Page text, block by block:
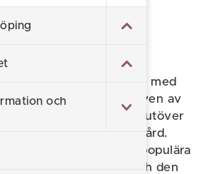
och
charmig småstadsidyll med
går genom staden, omgiven av
naturupplevelser utöver
Sankt Anna skärgård.
inspelningsplats för de populära
Göta kanalfilmerna och den